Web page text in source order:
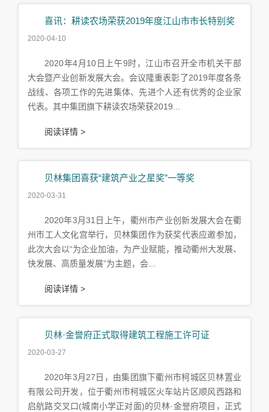
喜讯：耕读农场荣获2019年度江山市市长特别奖
2020-04-10
2020年4月10日上午9时，江山市召开全市机关干部
大会暨产业创新发展大会。会议隆重表彰了2019年度各条
战线、各项工作的先进集体、先进个人还有优秀的企业家
代表。其中集团旗下耕读农场荣获2019...
阅读详情 >
贝林集团喜获“建筑产业之星奖”一等奖
2020-03-31
2020年3月31日上午，衢州市产业创新发展大会在衢
州市工人文化宫举行，贝林集团作为获奖代表应邀参加，
此次大会以“为企业加油，为产业赋能，推动衢州大发展、
快发展、高质量发展”为主题，会...
阅读详情 >
贝林·金誉府正式取得建筑工程施工许可证
2020-03-27
2020年3月27日，由集团旗下衢州市柯城区贝林置业
有限公司开发，位于衢州市柯城区火车站片区顺风西路和
启航路交叉口(城南小学正对面)的贝林·金誉府项目，正式